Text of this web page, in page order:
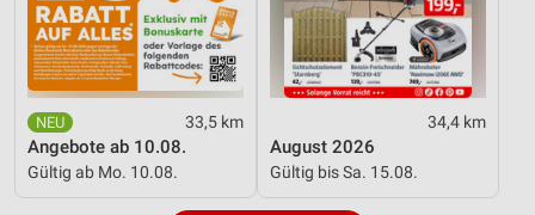
33,5 km
Angebote ab 10.08.
Gültig ab Mo. 10.08.
34,4 km
August 2026
Gültig bis Sa. 15.08.